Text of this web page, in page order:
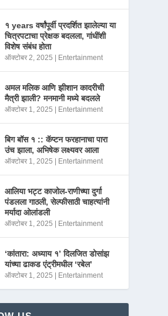
१ years वर्षांपूर्वी प्रदर्शित झालेल्या या
चित्रपटाचा प्रेक्षक बदलला, गांधींशी
विशेष संबंध होता
ऑक्टोबर 2, 2025 Entertainment
अमल मलिक आणि झीशान कादरीची
मैत्री झाली? मनमानी मध्ये बदलले
ऑक्टोबर 1, 2025 Entertainment
बिग बॉस १ :: कॅप्टन फरहानाचा पारा
उंच झाला, अभिषेक लक्ष्यवर आला
ऑक्टोबर 1, 2025 Entertainment
आलिया भट्ट काजोल-राणीच्या दुर्गा
पंडलला गाठली, सेल्फीसाठी चाहत्यांनी
मर्यादा ओलांडली
ऑक्टोबर 1, 2025 Entertainment
‘कांतारा: अध्याय १’ दिलजित डोसांझ
यांच्या ढाकड एंट्रीमधील ‘रबेल’
ऑक्टोबर 1, 2025 Entertainment